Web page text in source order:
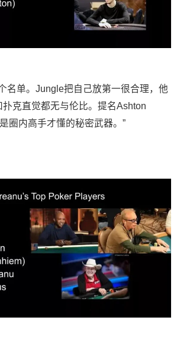
名单。Jungle把自己放第一很合理，他
克直觉都无与伦比。提名Ashton
圈内高手才懂的秘密武器。”